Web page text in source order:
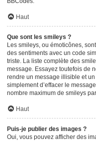
Haut
Que sont les smileys ?
Les smileys, ou émoticônes,
des sentiments avec un code
triste. La liste complète des
message. Essayez toutefois de
rendre un message illisible et
simplement d’effacer le
nombre maximum de smileys
Haut
Puis-je publier des images ?
Oui, vous pouvez afficher des